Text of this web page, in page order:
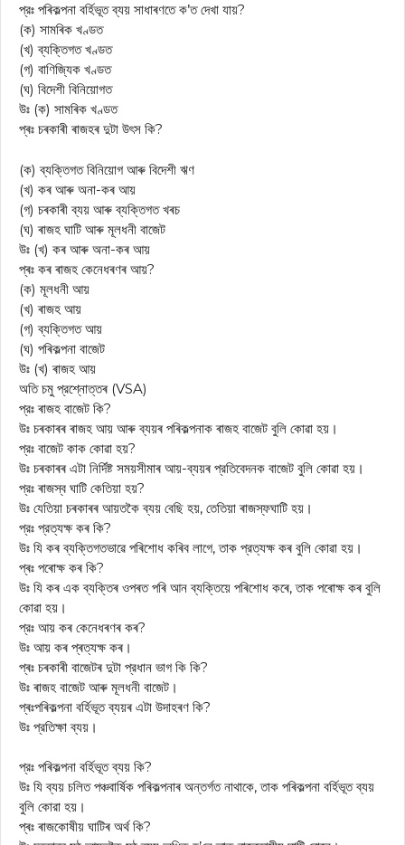
প্রঃ পৰিকল্পনা বর্হিভূত ব্যয় সাধাৰণতে ক’ত দেখা যায়?
(ক) সামৰিক খণ্ডত
(খ) ব্যক্তিগত খণ্ডত
(গ) বাণিজ্যিক খণ্ডত
(ঘ) বিদেশী বিনিয়োগত
উঃ (ক) সামৰিক খণ্ডত
প্ৰঃ চৰকাৰী ৰাজহৰ দুটা উৎস কি?
(ক) ব্যক্তিগত বিনিয়োগ আৰু বিদেশী ঋণ
(খ) কৰ আৰু অনা-কৰ আয়
(গ) চৰকাৰী ব্যয় আৰু ব্যক্তিগত খৰচ
(ঘ) ৰাজহ ঘাটি আৰু মূলধনী বাজেট
উঃ (খ) কৰ আৰু অনা-কৰ আয়
প্ৰঃ কৰ ৰাজহ কেনেধৰণৰ আয়?
(ক) মূলধনী আয়
(খ) ৰাজহ আয়
(গ) ব্যক্তিগত আয়
(ঘ) পৰিকল্পনা বাজেট
উঃ (খ) ৰাজহ আয়
অতি চমু প্রশ্নোত্তৰ (VSA)
প্রঃ ৰাজহ বাজেট কি?
উঃ চৰকাৰৰ ৰাজহ আয় আৰু ব্যয়ৰ পৰিকল্পনাক ৰাজহ বাজেট বুলি কোৱা হয়।
প্রঃ বাজেট কাক কোৱা হয়?
উঃ চৰকাৰৰ এটা নির্দিষ্ট সময়সীমাৰ আয়-ব্যয়ৰ প্রতিবেদনক বাজেট বুলি কোৱা হয়।
প্রঃ ৰাজস্ব ঘাটি কেতিয়া হয়?
উঃ যেতিয়া চৰকাৰৰ আয়তকৈ ব্যয় বেছি হয়, তেতিয়া ৰাজস্ফঘাটি হয়।
প্রঃ প্রত্যক্ষ কৰ কি?
উঃ যি কৰ ব্যক্তিগতভাৱে পৰিশোধ কৰিব লাগে, তাক প্রত্যক্ষ কৰ বুলি কোৱা হয়।
প্ৰঃ পৰোক্ষ কৰ কি?
উঃ যি কৰ এক ব্যক্তিৰ ওপৰত পৰি আন ব্যক্তিয়ে পৰিশোধ কৰে, তাক পৰোক্ষ কৰ বুলি
কোৱা হয়।
প্রঃ আয় কৰ কেনেধৰণৰ কৰ?
উঃ আয় কৰ প্ৰত্যক্ষ কৰ।
প্ৰঃ চৰকাৰী বাজেটৰ দুটা প্রধান ভাগ কি কি?
উঃ ৰাজহ বাজেট আৰু মূলধনী বাজেট।
প্ৰঃপৰিকল্পনা বর্হিভূত ব্যয়ৰ এটা উদাহৰণ কি?
উঃ প্রতিক্ষা ব্যয়।
প্রঃ পৰিকল্পনা বর্হিভূত ব্যয় কি?
উঃ যি ব্যয় চলিত পঞ্চবার্ষিক পৰিকল্পনাৰ অন্তৰ্গত নাথাকে, তাক পৰিকল্পনা বর্হিভূত ব্যয়
বুলি কোরা হয়।
প্ৰঃ ৰাজকোষীয় ঘাটিৰ অৰ্থ কি?